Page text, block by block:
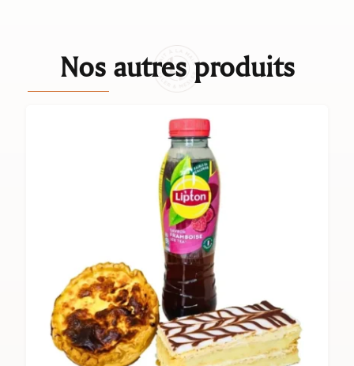
Nos autres produits